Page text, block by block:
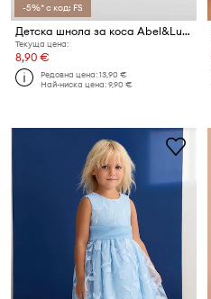
-5%* с код: FS
Детска шнола за коса Abel&Lula
Текуща цена:
8,90 €
Редовна цена:13,90 €
Най-ниска цена:9,90 €